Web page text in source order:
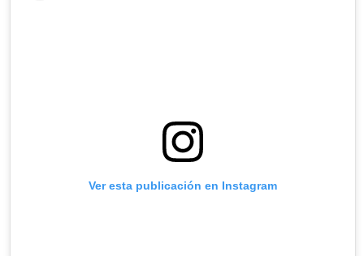
Ver esta publicación en Instagram